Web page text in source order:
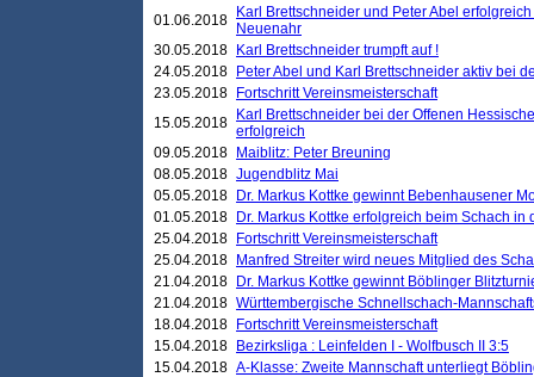
01.06.2018
Karl Brettschneider und Peter Abel
Neuenahr
30.05.2018
Karl Brettschneider trumpft auf !
24.05.2018
Peter Abel und Karl Brettschneider aktiv bei
23.05.2018
Fortschritt Vereinsmeisterschaft
15.05.2018
Karl Brettschneider bei der Offenen
erfolgreich
09.05.2018
Maiblitz: Peter Breuning
08.05.2018 Jugendblitz Mai
05.05.2018
Dr. Markus Kottke gewinnt Bebenhausener
01.05.2018
Dr. Markus Kottke erfolgreich beim Schach
25.04.2018
Fortschritt Vereinsmeisterschaft
25.04.2018
Manfred Streiter wird neues Mitglied des
21.04.2018
Dr. Markus Kottke gewinnt Böblinger
21.04.2018 Württembergische Schnellschach-
18.04.2018
Fortschritt Vereinsmeisterschaft
15.04.2018
Bezirksliga : Leinfelden I - Wolfbusch II 3:5
15.04.2018 A-Klasse: Zweite Mannschaft unterliegt